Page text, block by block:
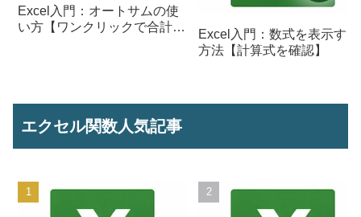
Excel入門：オートサムの使
い方【ワンクリックで合計を
Excel入門：数式を表示する
方法【計算式を確認】
エクセル関数人気記事